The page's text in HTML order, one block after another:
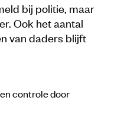
bij politie, maar
Ook het aantal
van daders blijft
controle door